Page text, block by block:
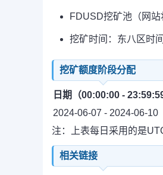
FDUSD挖矿池（网
挖矿时间：东八区时
挖矿额度阶段分配
日期（00:00:00 -
2024-06-07 - 2024-06-10
注：上表每日采用的是
相关链接